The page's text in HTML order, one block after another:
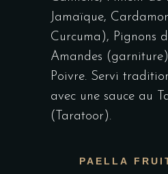
Jamaïque,
Curcuma), Pignons
Amandes
Poivre. Servi
avec une sauce au
(Taratoor).
PAELLA